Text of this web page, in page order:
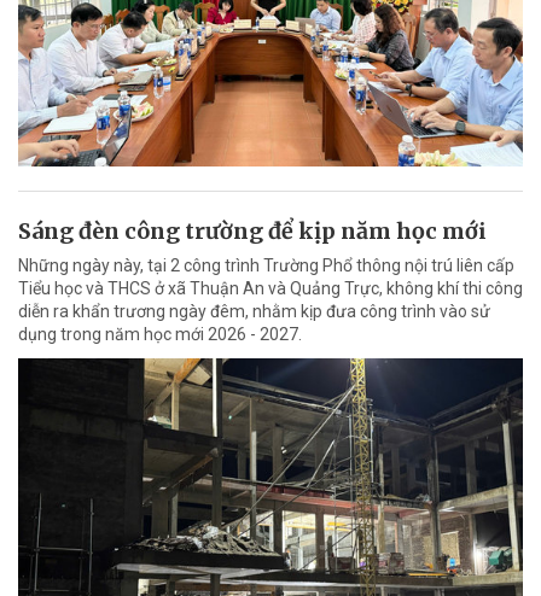
Sáng đèn công trường để kịp năm học mới
Những ngày này, tại 2 công trình Trường Phổ thông nội trú liên cấp
Tiểu học và THCS ở xã Thuận An và Quảng Trực, không khí thi công
diễn ra khẩn trương ngày đêm, nhằm kịp đưa công trình vào sử
dụng trong năm học mới 2026 - 2027.